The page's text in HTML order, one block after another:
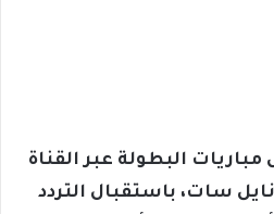
البطولة عبر القناة
سات، باستقبال التردد